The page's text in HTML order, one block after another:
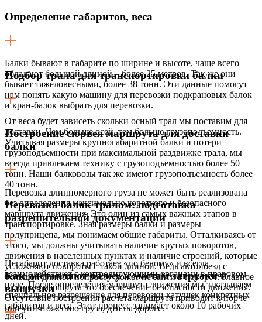
Определение габаритов, веса
Балки бывают в габарите по ширине и высоте, чаще всего
обладают большой длиной – более 25 метров. Так же они
бывает тяжеловесными, более 38 тонн. Эти данные помогут
нам понять какую машину для перевозки подкрановых балок
и кран-балок выбрать для перевозки.
Подбор трала для транспортировки балки
От веса будет зависеть скольки осный трал мы поставим для
доставки. Чем больше осей, тем больше грузоподъемность.
Учитывая размеры крупногабаритной балки и потери
грузоподъемности при максимальной раздвижке трала, мы
всегда привлекаем технику с грузоподъемностью более 50
тонн. Наши балковозы так же имеют грузоподъемность более
40 тонн.
Построение сюрвея маршрута для доставки
балки
Перевозка длинномерного груза не может быть реализована
без определения максимально короткого и безопасного
маршрута движения. Это один из самых важных этапов в
транспортировке. Зная размеры балки и размеры
полуприцепа, мы понимаем общие габариты. Отталкиваясь от
этого, мы должны учитывать наличие крутых поворотов,
движения в населенных пунктах и наличие строений, которые
усложняют повороты с такой длиной. Ведь автопоезд с
большой длиной попросту может не зайти в поворот. Главное
в сюрвее маршрута это обеспечение безопасности движения.
Отсутствие построения расчета маршрута приводит к порче
или уничтожению груза, дтп на дороге.
Перевозка балок тралом: подготовка
разрешительной документации
Негабарит доставка работает «по белому» и всегда
взаимодействует с контролирующими органами в правовом
поле. После определения маршрута движения мы заказываем
специальное разрешение для перевозки катушек конкретных
габаритов и веса. Этот процесс занимает около 10 рабочих
дней.
Как доставляют балку к местам загрузки и
выгрузки